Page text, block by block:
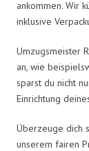
ankommen. Wir
inklusive
Umzugsmeister
an, wie
sparst du nicht
Einrichtung
Überzeuge dich
unserem fairen